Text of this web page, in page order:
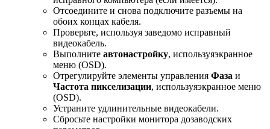
Отсоедините и снова подключите разъемы на
обоих концах кабеля.
Проверьте, используя заведомо исправный
видеокабель.
Выполните автонастройку, используяэкранное
меню (OSD).
Отрегулируйте элементы управления Фаза и
Частота пикселизации, используяэкранное меню
(OSD).
Устраните удлинительные видеокабели.
Сбросьте настройки монитора дозаводских